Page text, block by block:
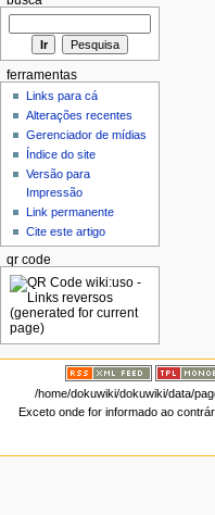
ferramentas
Links para cá
Alterações recentes
Gerenciador de mídias
Índice do site
Versão para
Impressão
Link permanente
Cite este artigo
qr code
/home/dokuwiki/dokuwiki/data/
Exceto onde for informado ao